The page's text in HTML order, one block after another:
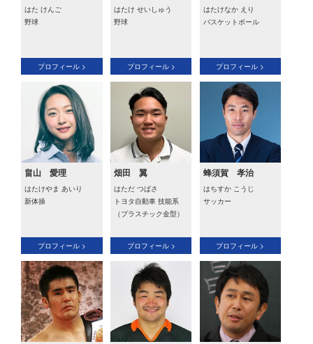
はた けんご
野球
プロフィール >
はたけ せいしゅう
野球
プロフィール >
はたけなか えり
バスケットボール
プロフィール >
畠山 愛理
はたけやま あいり
新体操
プロフィール >
畑田 翼
はただ つばさ
トヨタ自動車 技能系
（プラスチック金型）
プロフィール >
蜂須賀 孝治
はちすか こうじ
サッカー
プロフィール >